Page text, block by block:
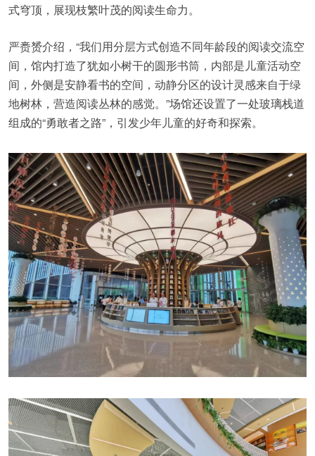
式穹顶，展现枝繁叶茂的阅读生命力。
严赉赟介绍，“我们用分层方式创造不同年龄段的阅读交流空
间，馆内打造了犹如小树干的圆形书筒，内部是儿童活动空
间，外侧是安静看书的空间，动静分区的设计灵感来自于绿
地树林，营造阅读丛林的感觉。”场馆还设置了一处玻璃栈道
组成的“勇敢者之路”，引发少年儿童的好奇和探索。